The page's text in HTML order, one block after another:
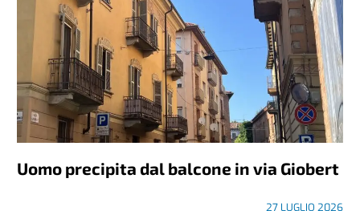
Uomo precipita dal balcone in via Giobert
27 LUGLIO 2026